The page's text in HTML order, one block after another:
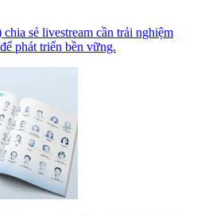
sẻ livestream cần trải nghiệm
phát triển bền vững.